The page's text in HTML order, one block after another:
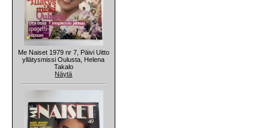
Me Naiset 1979 nr 7, Päivi Uitto
yllätysmissi Oulusta, Helena
Takalo
Näytä